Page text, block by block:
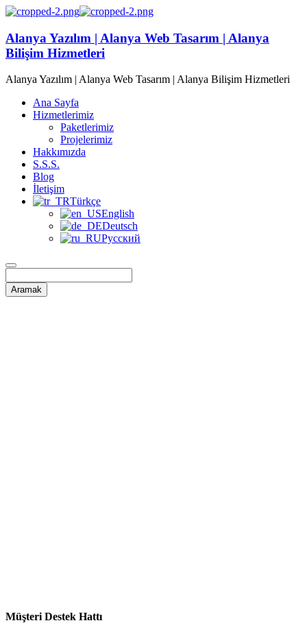
Alanya Yazılım | Alanya Web Tasarım | Alanya
Bilişim Hizmetleri
Alanya Yazılım | Alanya Web Tasarım | Alanya Bilişim Hizmetleri
Ana Sayfa
Hizmetlerimiz
Paketlerimiz
Projelerimiz
Hakkımızda
S.S.S.
Blog
İletişim
Türkçe
English
Deutsch
Русский
Müşteri Destek Hattı